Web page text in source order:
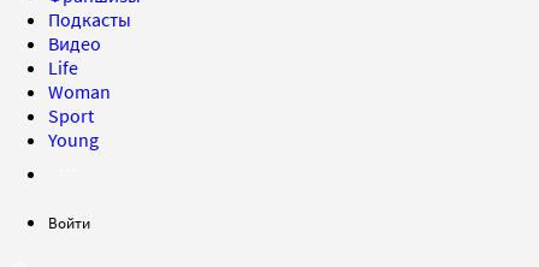
Подкасты
Видео
Life
Woman
Sport
Young
Войти